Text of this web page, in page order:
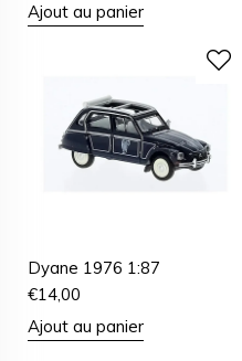
Ajout au panier
Dyane 1976 1:87
€14,00
Ajout au panier